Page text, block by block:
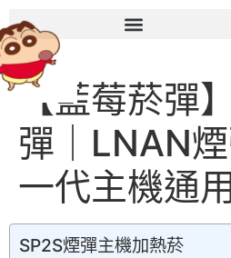
【藍莓菸彈
彈｜LNAN
一代主機通
SP2S煙彈主機加熱菸